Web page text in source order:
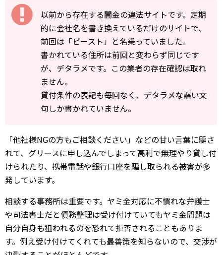
以前から存在する闇金の違法サイトです。定期
的に会社名を書き換えているだけのサイトで、
前回は「ビースト」と名乗っていました。
書かれている住所は前回と変わらず同じです
が、デタラメです。この業者の存在確認は取れ
ません。
貸付条件の表記も毎回なく、デタラメな謳い文
句しか書かれていません。
「他社様NGの方もご相談ください」などの甘い言葉に騙さ
れて、グリースに申し込んでしまって高利で無理やり貸し付
けられたり、携帯電話や銀行口座を騙し取られる被害が多
発しています。
相談する事務所は重要です。ヤミ金対応に不慣れな弁護士
や司法書士だと債務整理は受け付けていてもヤミ金問題は
自分自身も狙われるのを恐れて拒否されることもありま
す。例え受け付けてくれても最善策を知らないので、交渉が